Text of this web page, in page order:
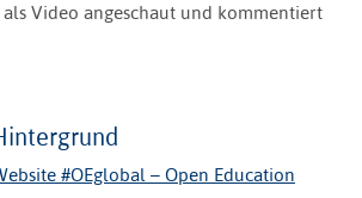
Video angeschaut und kommentiert
#OEglobal – Open Education